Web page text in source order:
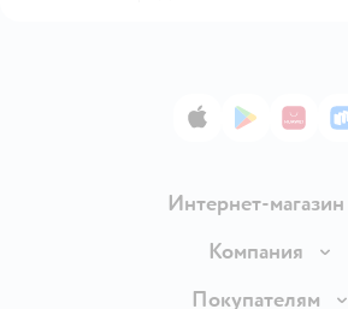
App StoreGoogle Play
Интернет-магазин
Доставка и оплата
Компания
О компании
Покупателям